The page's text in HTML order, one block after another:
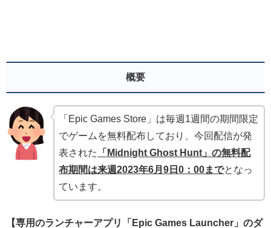
概要
「Epic Games Store」は毎週1週間の期間限定
でゲームを無料配布しており、今回配信が発
表された
「Midnight Ghost Hunt」の無料配
布期間は来週2023年6月9 日0：00までとなっ
ています。
【専用のランチャーアプリ「Epic Games Launcher」のダ